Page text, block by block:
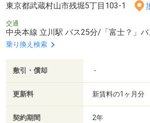
東京都武蔵村山市残堀5丁目103-1
交通
中央本線 立川駅 バス25分/「富士？」
乗り換え検索
敷引・償却 -
更新料 新賃料の1ヶ月分
契約期間 2年